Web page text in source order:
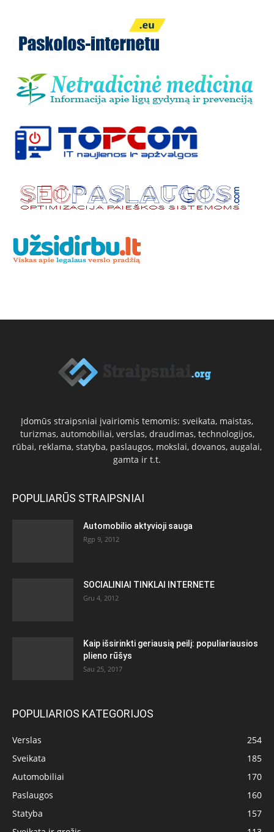
Įdomūs straipsniai įvairiomis temomis: sveikata, maistas,
turizmas, automobiliai, verslas, draudimas, technologijos,
rūbai, reklama, statyba, paslaugos, mokslai, dovanos, augalai,
gamta ir t.t.
POPULIARŪS STRAIPSNIAI
Automobilio aktyvioji sauga
Rgp 9, 2012
SOCIALINIAI TINKLAI INTERNETE
Gru 4, 2012
Kaip išsirinkti geriausią peilį: populiariausios
plieno rūšys
Sau 25, 2017
POPULIARIOS KATEGORIJOS
Verslas
254
Sveikata
185
Automobiliai
170
Paslaugos
160
Statyba
157